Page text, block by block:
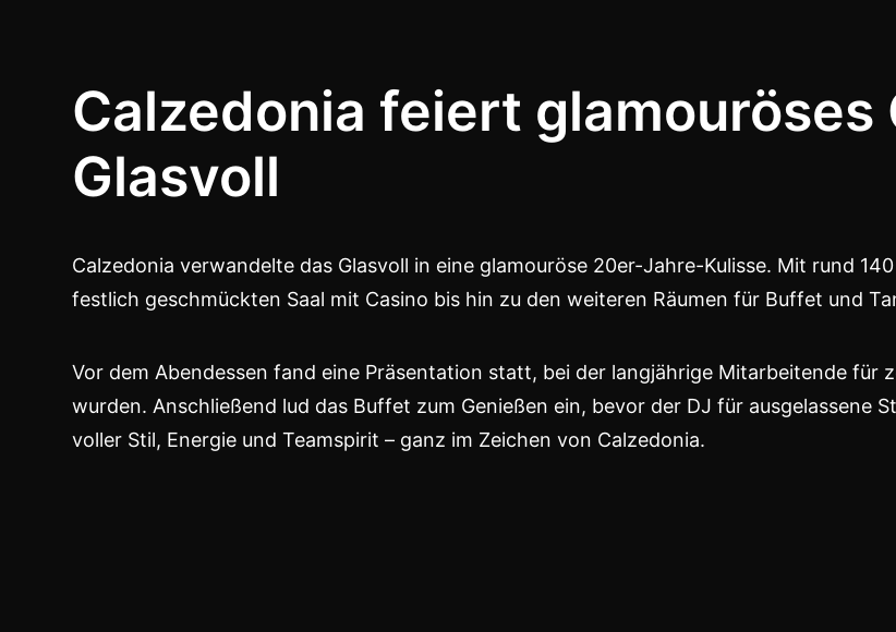
Calzedonia feiert glamouröses
Glasvoll
Calzedonia verwandelte das Glasvoll in eine glamouröse 20er-Jahre-Kulisse. Mit rund
festlich geschmückten Saal mit Casino bis hin zu den weiteren Räumen für Buffet und
Vor dem Abendessen fand eine Präsentation statt, bei der langjährige Mitarbeitende für
wurden. Anschließend lud das Buffet zum Genießen ein, bevor der DJ für ausgelassene
voller Stil, Energie und Teamspirit – ganz im Zeichen von Calzedonia.